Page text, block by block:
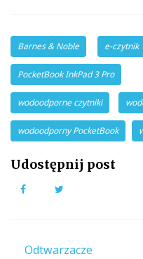
Barnes & Noble e-czytnik
PocketBook InkPad 3 Pro
wodoodporne czytniki
wodoodporny PocketBook
Udostępnij post
Facebook
Nawigacja
Odtwarzacze